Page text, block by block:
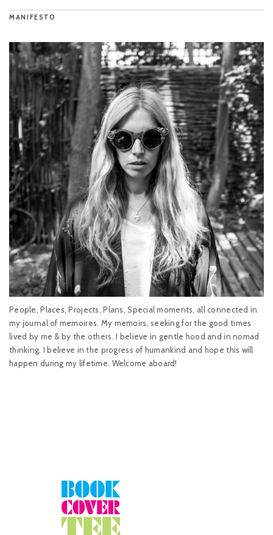
MANIFESTO
People, Places, Projects, Plans, Special moments, all connected in
my journal of memoires. My memoirs, seeking for the good times
lived by me & by the others. I believe in gentle hood and in nomad
thinking. I believe in the progress of humankind and hope this will
happen during my lifetime. Welcome aboard!